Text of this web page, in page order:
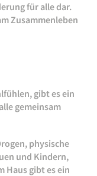
für alle dar.
Zusammenleben
gibt es ein
gemeinsam
physische
und Kindern,
Haus gibt es ein